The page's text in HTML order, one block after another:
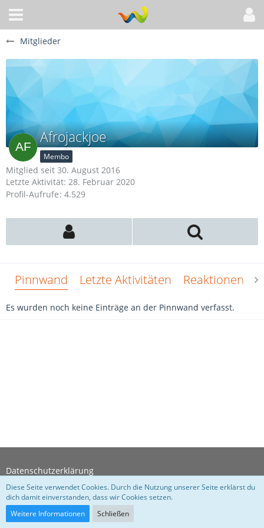
Mitglieder
Afrojackjoe
Membo
Mitglied seit 30. August 2016
Letzte Aktivität: 28. Februar 2020
Profil-Aufrufe 4.529
Pinnwand Letzte Aktivitäten Reaktionen
Es wurden noch keine Einträge an der Pinnwand verfasst.
Datenschutzerklärung
Community-Software:
Diese Seite verwendet Cookies. Durch die Nutzung unserer Seite erklärst du
dich damit einverstanden, dass wir Cookies setzen.
Weitere Informationen
Schließen